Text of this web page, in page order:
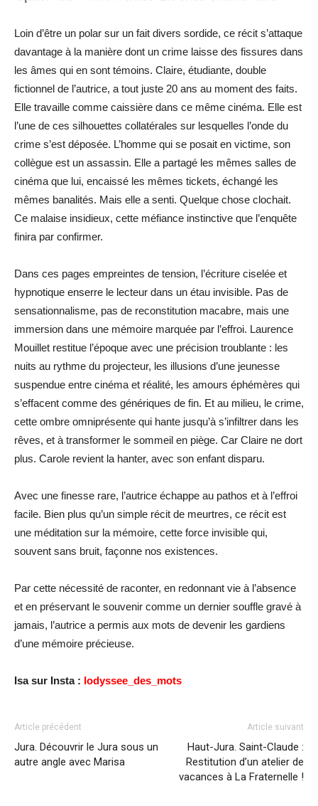
Loin d’être un polar sur un fait divers sordide, ce récit s’attaque
davantage à la manière dont un crime laisse des fissures dans
les âmes qui en sont témoins. Claire, étudiante, double
fictionnel de l’autrice, a tout juste 20 ans au moment des faits.
Elle travaille comme caissière dans ce même cinéma. Elle est
l’une de ces silhouettes collatérales sur lesquelles l’onde du
crime s’est déposée. L’homme qui se posait en victime, son
collègue est un assassin. Elle a partagé les mêmes salles de
cinéma que lui, encaissé les mêmes tickets, échangé les
mêmes banalités. Mais elle a senti. Quelque chose clochait.
Ce malaise insidieux, cette méfiance instinctive que l’enquête
finira par confirmer.
Dans ces pages empreintes de tension, l’écriture ciselée et
hypnotique enserre le lecteur dans un étau invisible. Pas de
sensationnalisme, pas de reconstitution macabre, mais une
immersion dans une mémoire marquée par l’effroi. Laurence
Mouillet restitue l’époque avec une précision troublante : les
nuits au rythme du projecteur, les illusions d’une jeunesse
suspendue entre cinéma et réalité, les amours éphémères qui
s’effacent comme des génériques de fin. Et au milieu, le crime,
cette ombre omniprésente qui hante jusqu’à s’infiltrer dans les
rêves, et à transformer le sommeil en piège. Car Claire ne dort
plus. Carole revient la hanter, avec son enfant disparu.
Avec une finesse rare, l’autrice échappe au pathos et à l’effroi
facile. Bien plus qu’un simple récit de meurtres, ce récit est
une méditation sur la mémoire, cette force invisible qui,
souvent sans bruit, façonne nos existences.
Par cette nécessité de raconter, en redonnant vie à l’absence
et en préservant le souvenir comme un dernier souffle gravé à
jamais, l’autrice a permis aux mots de devenir les gardiens
d’une mémoire précieuse.
Isa sur Insta : lodyssee_des_mots
Article précédent
Jura. Découvrir le Jura sous un
autre angle avec Marisa
Article suivant
Haut-Jura. Saint-Claude :
Restitution d’un atelier de
vacances à La Fraternelle !